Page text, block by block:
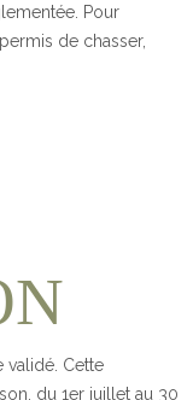
Pour
de chasser,
validé. Cette
du 1er juillet au 30